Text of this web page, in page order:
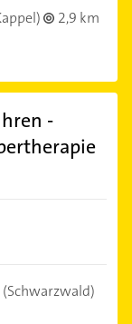
2,9 km
-